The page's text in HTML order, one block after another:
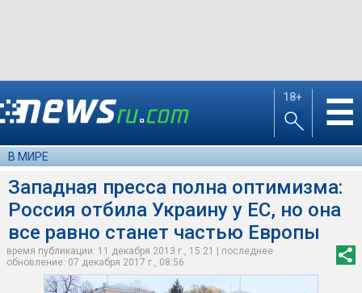
18+ ☰
В МИРЕ
Западная пресса полна оптимизма:
Россия отбила Украину у ЕС, но она
все равно станет частью Европы
время публикации: 11 декабря 2013 г., 15:21 | последнее
обновление: 07 декабря 2017 г., 08:56